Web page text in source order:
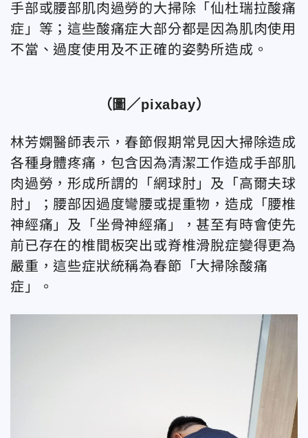
手部或腰部肌肉過勞的大掃除「仙杜瑞拉酸痛
症」等；這些酸痛症大部分都是因為肌肉使用
不當、過度使用及不正確的姿勢所造成。
（圖／pixabay）
林芳嫻醫師表示，春節假期常見因大掃除造成
各種身體疼痛，包含因為清潔工作造成手部肌
肉過勞，形成所謂的「網球肘」及「高爾夫球
肘」；腰部因過度彎腰或提重物，造成「腰椎
神經痛」及「坐骨神經痛」，甚至有時會使先
前已存在的椎間板突出或脊椎滑脫症變得更為
嚴重，這些症狀統稱為春節「大掃除酸痛
症」。